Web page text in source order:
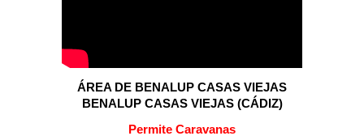
ÁREA DE BENALUP CASAS VIEJAS
BENALUP CASAS VIEJAS(CÁDIZ)
Permite Caravanas